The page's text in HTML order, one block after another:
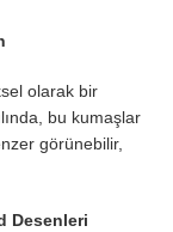
olarak bir
bu kumaşlar
görünebilir,
Desenleri